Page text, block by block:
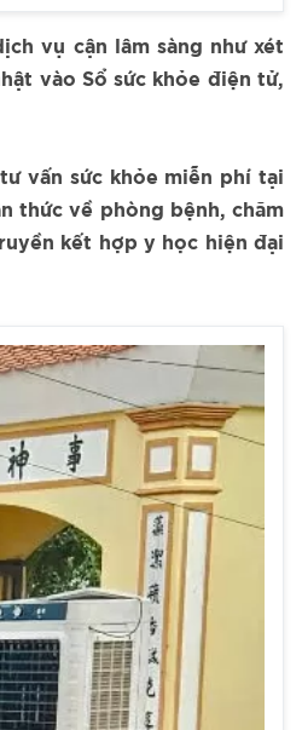
vụ cận lâm sàng như xét
vào Sổ sức khỏe điện tử,
vấn sức khỏe miễn phí tại
thức về phòng bệnh, chăm
kết hợp y học hiện đại